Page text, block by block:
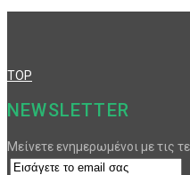
TOP
NEWSLETTER
Μείνετε ενημερωμένοι με τις